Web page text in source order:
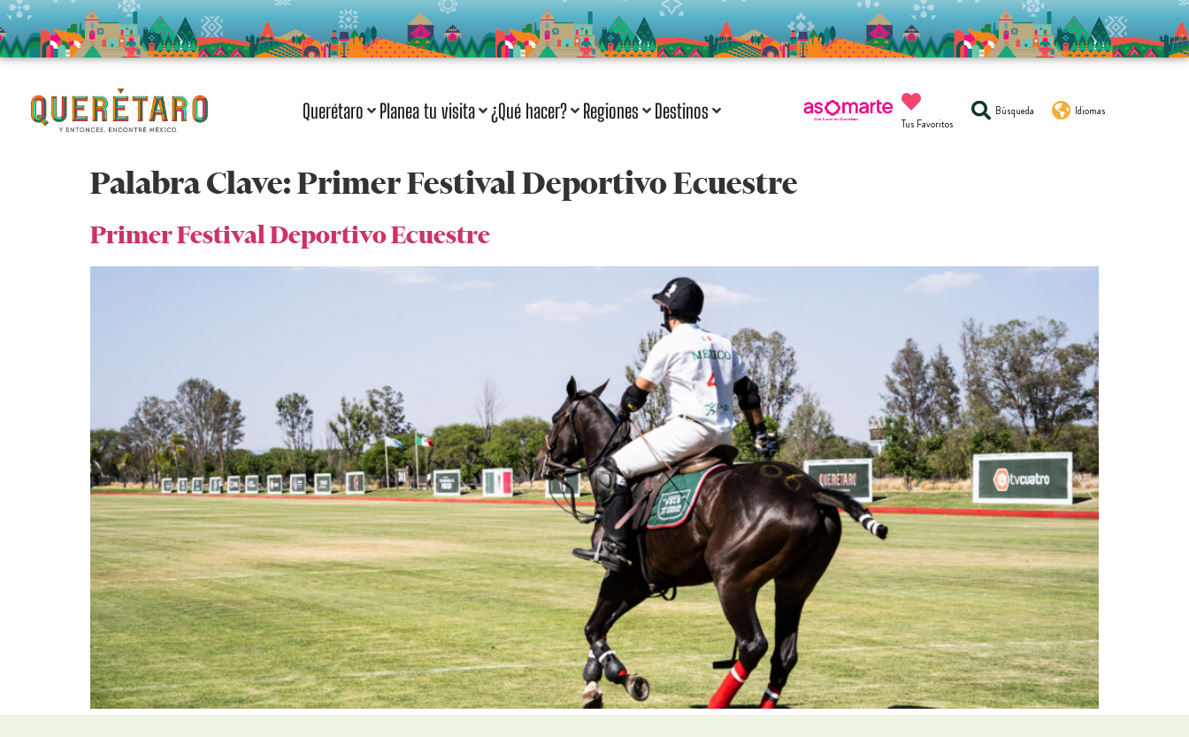
Querétaro Planea tu visita ¿Qué hacer? Regiones Destinos
Tus Favoritos
Búsqueda Idiomas
Palabra Clave:Primer Festival Deportivo Ecuestre
Primer Festival Deportivo Ecuestre